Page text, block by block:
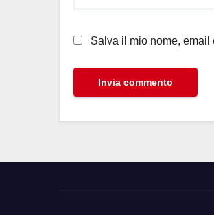
Salva il mio nome, email